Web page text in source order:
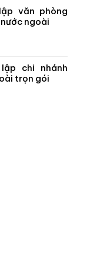
văn phòng
ngoài
chi nhánh
trọn gói